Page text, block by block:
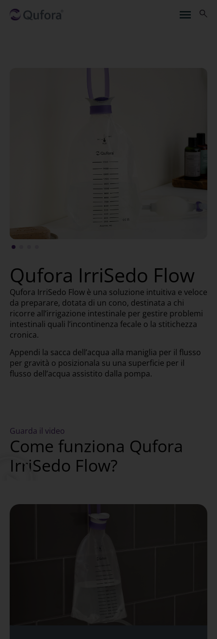
Qufora IrriSedo Flow
Qufora IrriSedo Flow è una soluzione intuitiva e veloce
da preparare, dotata di un cono, destinata a chi
ricorre all’irrigazione intestinale per gestire problemi
intestinali quali l’incontinenza fecale o la stitichezza
cronica.
Appendi la sacca dell’acqua alla maniglia per il flusso
per gravità o posizionala su una superficie per il
flusso dell’acqua assistito dalla pompa.
Guarda il video
Come funziona Qufora
IrriSedo Flow?